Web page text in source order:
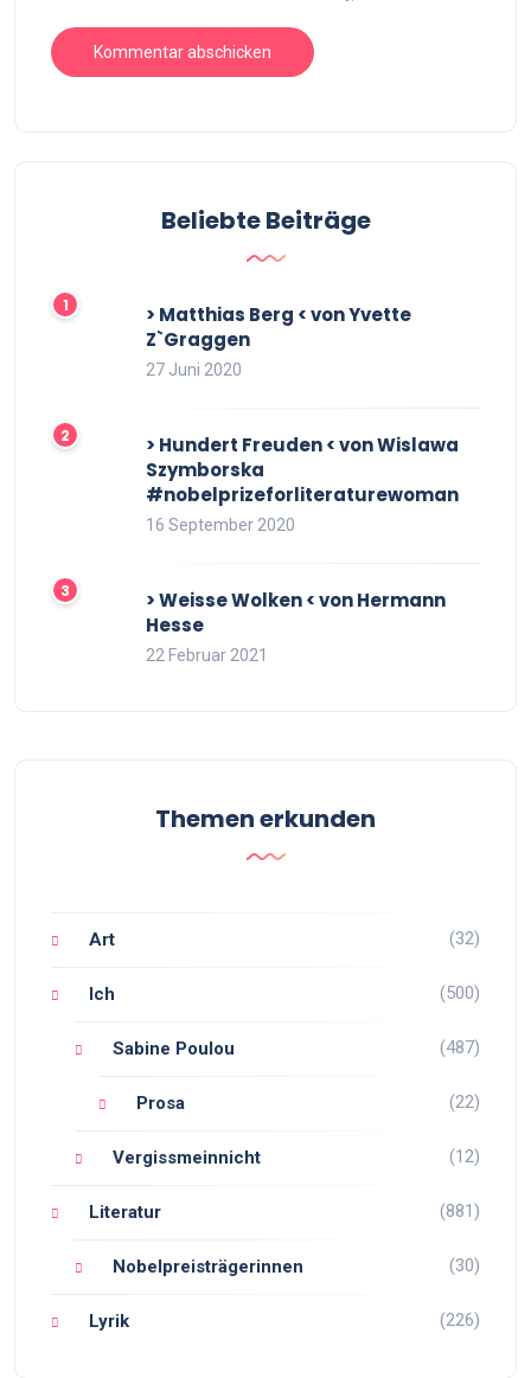
Beliebte Beiträge
> Matthias Berg < von Yvette
Z`Graggen
27 Juni 2020
> Hundert Freuden < von Wislawa
Szymborska
#nobelprizeforliteraturewoman
16 September 2020
> Weisse Wolken < von Hermann
Hesse
22 Februar 2021
Themen erkunden
Art (32)
Ich (500)
Sabine Poulou (487)
Prosa (22)
Vergissmeinnicht (12)
Literatur (881)
Nobelpreisträgerinnen (30)
Lyrik (226)